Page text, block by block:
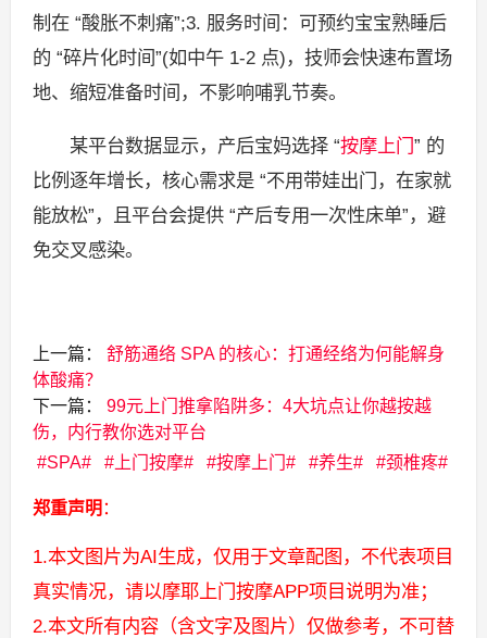
制在 “酸胀不刺痛”;3. 服务时间：可预约宝宝熟睡后
的 “碎片化时间”(如中午 1-2 点)，技师会快速布置场
地、缩短准备时间，不影响哺乳节奏。
某平台数据显示，产后宝妈选择 “按摩上门” 的
比例逐年增长，核心需求是 “不用带娃出门，在家就
能放松”，且平台会提供 “产后专用一次性床单”，避
免交叉感染。
上一篇：
舒筋通络 SPA 的核心：打通经络为何能解身
体酸痛？
下一篇：
99元上门推拿陷阱多：4大坑点让你越按越
伤，内行教你选对平台
SPA
上门按摩 按摩上门 养生 颈椎疼
郑重声明 ：
1.本文图片为AI生成，仅用于文章配图，不代表项目
真实情况，请以摩耶上门按摩APP项目说明为准；
2.本文所有内容（含文字及图片）仅做参考，不可替